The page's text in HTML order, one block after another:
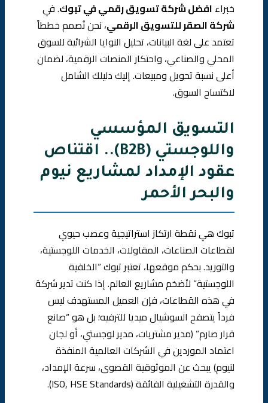
خبراء افضل شركة تسويق رقمي في تبوك. في
شركة الصقر للتسويق الرقمي، نحن نُصمم خططاً
تعتمد على لغة البيانات، تحليل النوايا الشرائية للسوق
المحلي والصناعي، واحتكار المنصات الرقمية، لضمان
أعلى نسبة تحويل ومبيعات. إليك دليلك الشامل
لاكتساح السوق.
التسويق المؤسسي
واللوجستي (B2B).. اقتناص
عقود الإمداد لمشاريع نيوم
والبحر الأحمر
تبوك هي نقطة ارتكاز استراتيجية وعصب حيوي
لقطاعات الصناعات، المقاولات، الخدمات اللوجستية،
والتوريد. بحكم موقعها، تعتبر تبوك “الخلفية
اللوجستية” لأضخم مشاريع العالم. إذا كنت تدير شركة
في هذه القطاعات، فإن العميل المستهدف ليس
فرداً يتصفح السوشيال ميديا للترفيه؛ بل هو “صانع
قرار صارم” (مدير مشتريات، مدير لوجستي، أو لجان
اعتماد الموردين في الشركات العالمية المنفذة
لنيوم) يبحث عن الموثوقية القصوى، سرعة الإمداد،
والقدرة التشغيلية الفائقة (ISO, HSE Standards).